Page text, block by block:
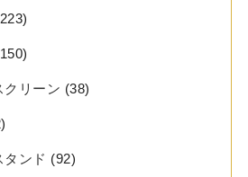
クリーン (38)
ンド (92)